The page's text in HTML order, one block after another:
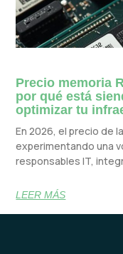
Precio memoria
por qué está
optimizar tu
En 2026, el precio de
experimentando una
responsables IT,
LEER MÁS